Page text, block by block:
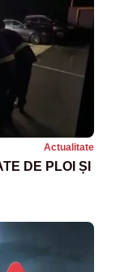
Actualitate
DE PLOI ȘI